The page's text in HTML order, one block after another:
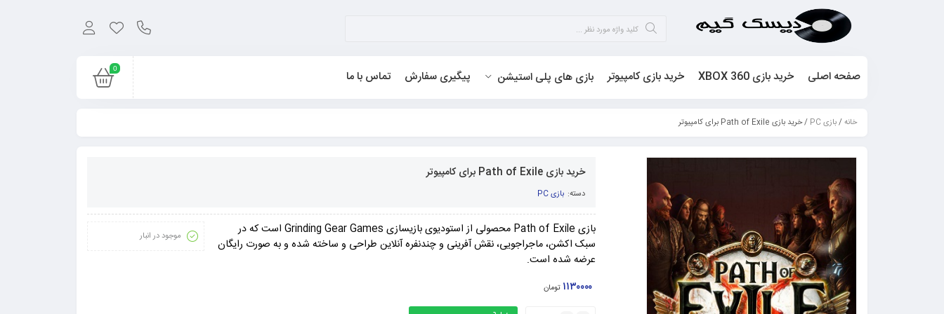
0 صفحه اصلی خرید بازی XBOX 360 خرید بازی کامپیوتر بازی های پلی استیشن پیگیری سفارش تماس با ما
خانه/بازی PC / خرید بازی Path of Exile برای کامپیوتر
خرید بازی Path of Exile برای کامپیوتر
دسته: بازی PC
بازی Path of Exile محصولی از استودیوی بازیسازی Grinding Gear Games است که در
سبک اکشن، ماجراجویی، نقش آفرینی و چندنفره آنلاین طراحی و ساخته شده و به صورت رایگان
عرضه شده است.
۱۱۳۰۰۰۰ تومان
موجود در انبار